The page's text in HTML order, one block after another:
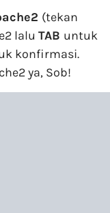
(tekan
lalu TAB untuk
konfirmasi.
ya, Sob!